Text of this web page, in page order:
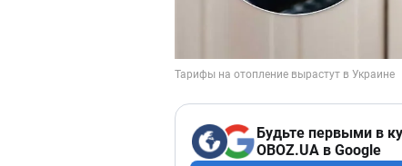
Будьте первыми в
OBOZ.UA в Google